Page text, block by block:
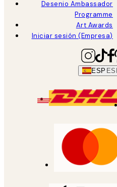
Desenio Ambassador
Programme
Art Awards
Iniciar sesión (Empresa)
ESP